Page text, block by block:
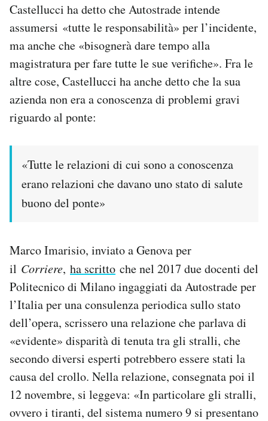
Hai bisogno di aiuto?
Esci
Castellucci ha detto che Autostrade intende
assumersi «tutte le responsabilità» per l’incidente,
ma anche che «bisognerà dare tempo alla
magistratura per fare tutte le sue verifiche». Fra le
altre cose, Castellucci ha anche detto che la sua
azienda non era a conoscenza di problemi gravi
riguardo al ponte:
«Tutte le relazioni di cui sono a conoscenza
erano relazioni che davano uno stato di salute
buono del ponte»
Marco Imarisio, inviato a Genova per
il Corriere, ha scritto che nel 2017 due docenti del
Politecnico di Milano ingaggiati da Autostrade per
l’Italia per una consulenza periodica sullo stato
dell’opera, scrissero una relazione che parlava di
«evidente» disparità di tenuta tra gli stralli, che
secondo diversi esperti potrebbero essere stati la
causa del crollo. Nella relazione, consegnata poi il
12 novembre, si leggeva: «In particolare gli stralli,
ovvero i tiranti, del sistema numero 9 si presentano